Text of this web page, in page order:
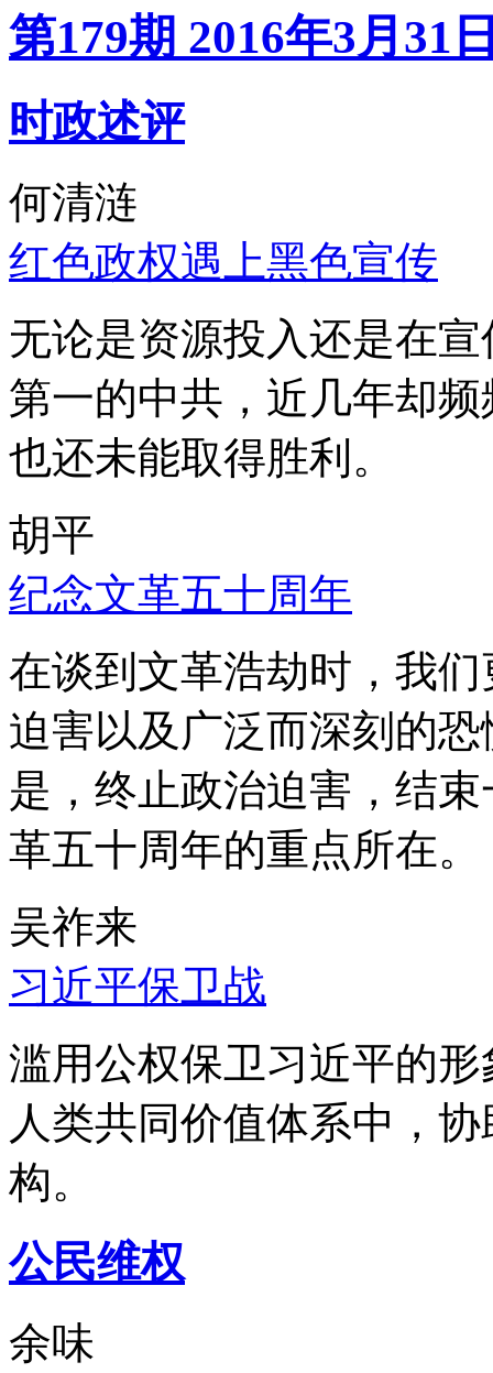
第179期 2016年3月31
时政述评
何清涟
红色政权遇上黑色宣传
无论是资源投入还是在
第一的中共，近几年却
也还未能取得胜利。
胡平
纪念文革五十周年
在谈到文革浩劫时，我
迫害以及广泛而深刻的
是，终止政治迫害，结
革五十周年的重点所在。
吴祚来
习近平保卫战
滥用公权保卫习近平的
人类共同价值体系中，
构。
公民维权
余味